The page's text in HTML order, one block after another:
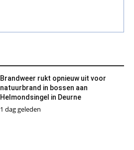
Brandweer rukt opnieuw uit voor
natuurbrand in bossen aan
Helmondsingel in Deurne
1 dag geleden